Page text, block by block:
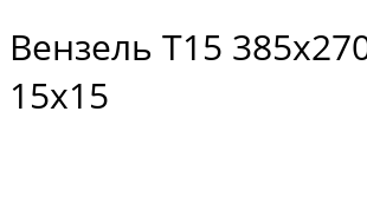
Вензель Т15
15х15